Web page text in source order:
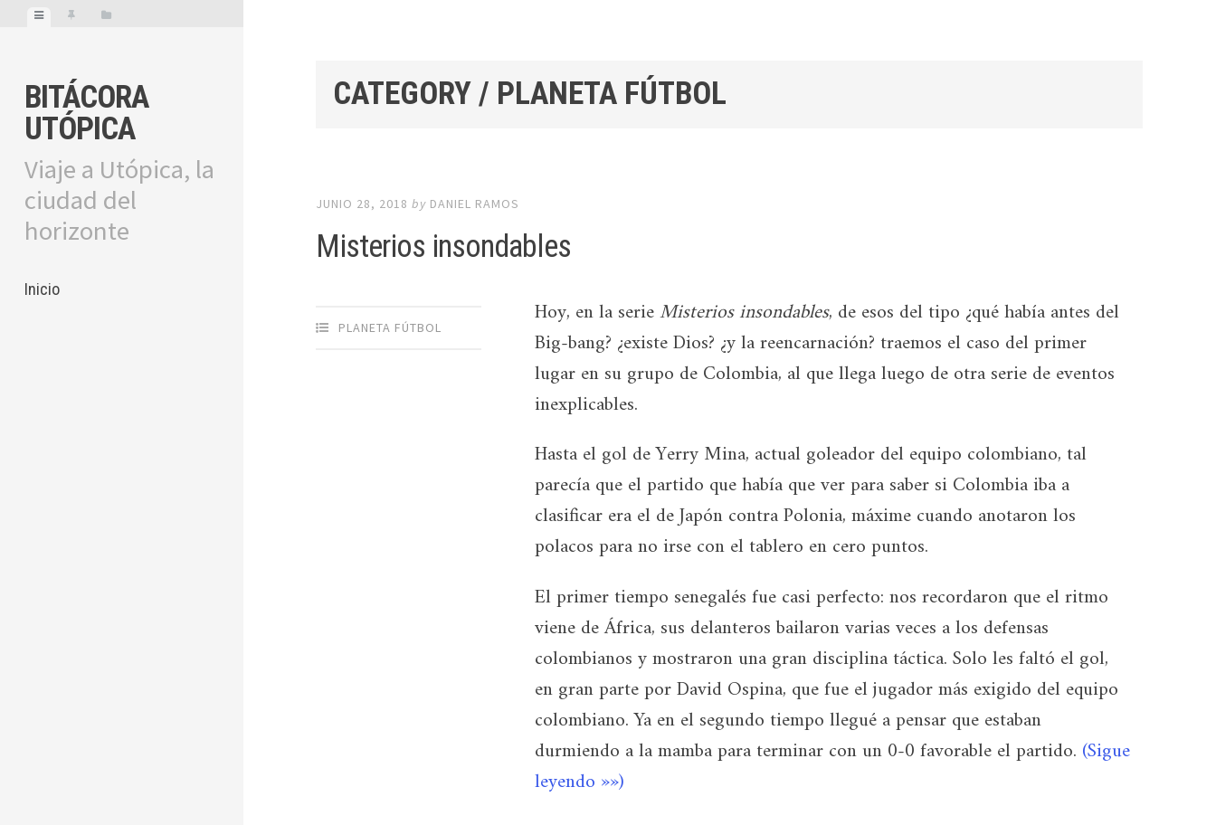
BITÁCORA
UTÓPICA
Viaje a Utópica, la
ciudad del
horizonte
Inicio
CATEGORY / PLANETA FÚTBOL
JUNIO 28, 2018 by DANIEL RAMOS
Misterios insondables
PLANETA FÚTBOL Hoy, en la serieMisterios insondables, de esos del tipo ¿qué había antes del
Big-bang? ¿existe Dios? ¿y la reencarnación? traemos el caso del primer
lugar en su grupo de Colombia, al que llega luego de otra serie de eventos
inexplicables.
Hasta el gol de Yerry Mina, actual goleador del equipo colombiano, tal
parecía que el partido que había que ver para saber si Colombia iba a
clasificar era el de Japón contra Polonia, máxime cuando anotaron los
polacos para no irse con el tablero en cero puntos.
El primer tiempo senegalés fue casi perfecto: nos recordaron que el ritmo
viene de África, sus delanteros bailaron varias veces a los defensas
colombianos y mostraron una gran disciplina táctica. Solo les faltó el gol,
en gran parte por David Ospina, que fue el jugador más exigido del equipo
colombiano. Ya en el segundo tiempo llegué a pensar que estaban
durmiendo a la mamba para terminar con un 0-0 favorable el partido. (Sigue
leyendo »»)